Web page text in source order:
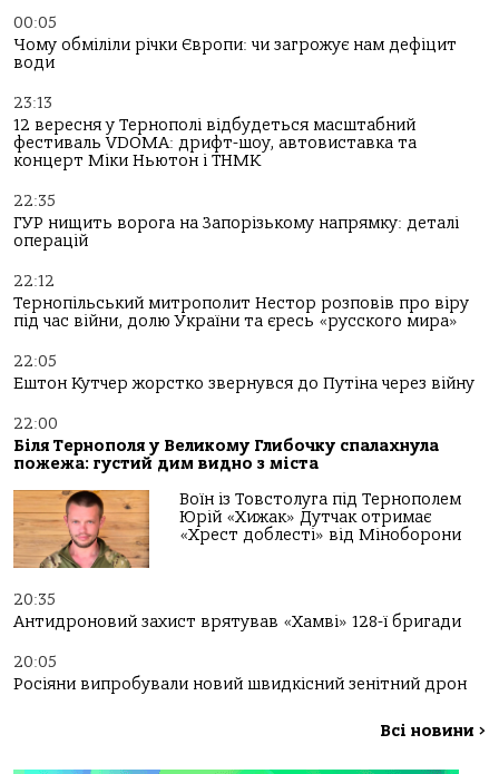
00:05
Чому обміліли річки Європи: чи загрожує нам дефіцит
води
23:13
12 вересня у Тернополі відбудеться масштабний
фестиваль VDOMA: дрифт-шоу, автовиставка та
концерт Міки Ньютон і ТНМК
22:35
ГУР нищить ворога на Запорізькому напрямку: деталі
операцій
22:12
Тернопільський митрополит Нестор розповів про віру
під час війни, долю України та єресь «русского мира»
22:05
Ештон Кутчер жорстко звернувся до Путіна через війну
22:00
Біля Тернополя у Великому Глибочку спалахнула
пожежа: густий дим видно з міста
Воїн із Товстолуга під Тернополем
Юрій «Хижак» Дутчак отримає
«Хрест доблесті» від Міноборони
20:35
Антидроновий захист врятував «Хамві» 128-ї бригади
20:05
Росіяни випробували новий швидкісний зенітний дрон
Всі новини >